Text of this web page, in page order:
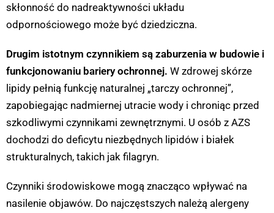
skłonność do nadreaktywności układu
odpornościowego może być dziedziczna.
Drugim istotnym czynnikiem są zaburzenia w budowie i
funkcjonowaniu bariery ochronnej. W zdrowej skórze
lipidy pełnią funkcję naturalnej „tarczy ochronnej”,
zapobiegając nadmiernej utracie wody i chroniąc przed
szkodliwymi czynnikami zewnętrznymi. U osób z AZS
dochodzi do deficytu niezbędnych lipidów i białek
strukturalnych, takich jak filagryn.
Czynniki środowiskowe mogą znacząco wpływać na
nasilenie objawów. Do najczęstszych należą alergeny